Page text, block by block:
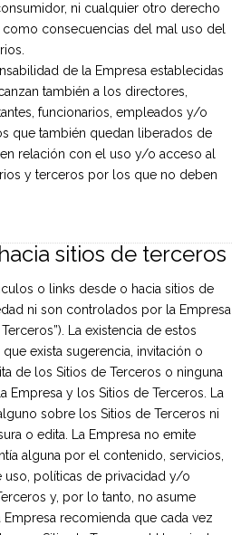
ni cualquier otro derecho
consecuencias del mal uso del
de la Empresa establecidas
también a los directores,
funcionarios, empleados y/o
que también quedan liberados de
relación con el uso y/o acceso al
y terceros por los que no deben
sitios de terceros
o links desde o hacia sitios de
ni son controlados por la Empresa
La existencia de estos
exista sugerencia, invitación o
de los Sitios de Terceros o ninguna
Empresa y los Sitios de Terceros. La
sobre los Sitios de Terceros ni
o edita. La Empresa no emite
alguna por el contenido, servicios,
políticas de privacidad y/o
y, por lo tanto, no asume
recomienda que cada vez